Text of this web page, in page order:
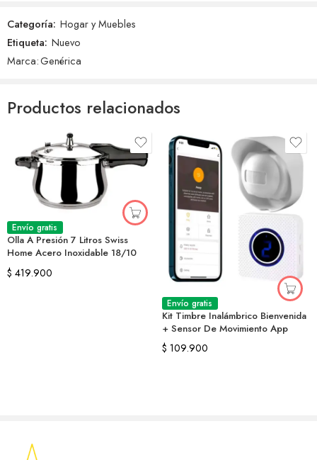
Categoría: Hogar y Muebles
Etiqueta: Nuevo
Marca:Genérica
Productos relacionados
Envío gratis
Olla A Presión 7 Litros Swiss
Home Acero Inoxidable 18/10
$ 419.900
Envío gratis
Kit Timbre Inalámbrico Bienvenida
+ Sensor De Movimiento App
$ 109.900